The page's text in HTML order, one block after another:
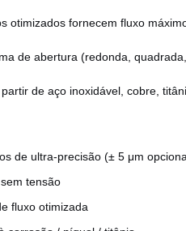
otimizados fornecem fluxo
de abertura (redonda,
de aço inoxidável, cobre,
de ultra-precisão (± 5 μm
tensão
fluxo otimizada